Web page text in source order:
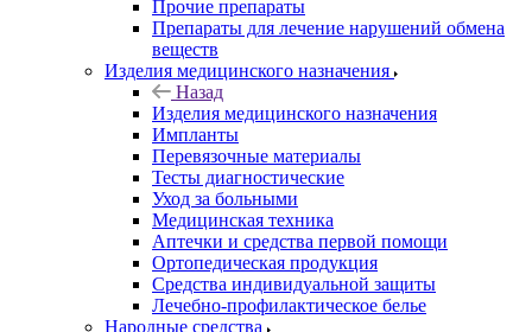
Прочие препараты
Препараты для лечение нарушений обмена
веществ
Изделия медицинского назначения
Назад
Изделия медицинского назначения
Импланты
Перевязочные материалы
Тесты диагностические
Уход за больными
Медицинская техника
Аптечки и средства первой помощи
Ортопедическая продукция
Средства индивидуальной защиты
Лечебно-профилактическое белье
Народные средства